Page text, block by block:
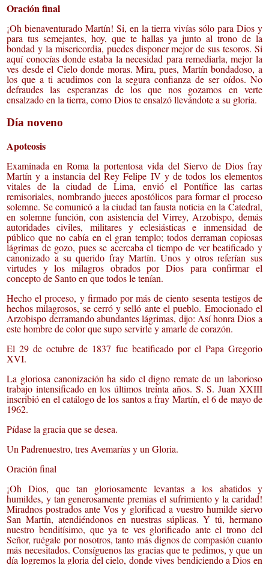
Oración final
¡Oh bienaventurado Martín! Si, en la tierra vivías sólo para Dios y
para tus semejantes, hoy, que te hallas ya junto al trono de la
bondad y la misericordia, puedes disponer mejor de sus tesoros. Si
aquí conocías donde estaba la necesidad para remediarla, mejor la
ves desde el Cielo donde moras. Mira, pues, Martín bondadoso, a
los que a ti acudimos con la segura confianza de ser oídos. No
defraudes las esperanzas de los que nos gozamos en verte
ensalzado en la tierra, como Dios te ensalzó llevándote a su gloria.
Día noveno
Apoteosis
Examinada en Roma la portentosa vida del Siervo de Dios fray
Martín y a instancia del Rey Felipe IV y de todos los elementos
vitales de la ciudad de Lima, envió el Pontífice las cartas
remisoriales, nombrando jueces apostólicos para formar el proceso
solemne. Se comunicó a la ciudad tan fausta noticia en la Catedral,
en solemne función, con asistencia del Virrey, Arzobispo, demás
autoridades civiles, militares y eclesiásticas e inmensidad de
público que no cabía en el gran templo; todos derraman copiosas
lágrimas de gozo, pues se acercaba el tiempo de ver beatificado y
canonizado a su querido fray Martín. Unos y otros referían sus
virtudes y los milagros obrados por Dios para confirmar el
concepto de Santo en que todos le tenían.
Hecho el proceso, y firmado por más de ciento sesenta testigos de
hechos milagrosos, se cerró y selló ante el pueblo. Emocionado el
Arzobispo derramando abundantes lágrimas, dijo: Así honra Dios a
este hombre de color que supo servirle y amarle de corazón.
El 29 de octubre de 1837 fue beatificado por el Papa Gregorio
XVI.
La gloriosa canonización ha sido el digno remate de un laborioso
trabajo intensificado en los últimos treinta años. S. S. Juan XXIII
inscribió en el catálogo de los santos a fray Martín, el 6 de mayo de
1962.
Pídase la gracia que se desea.
Un Padrenuestro, tres Avemarías y un Gloria.
Oración final
¡Oh Dios, que tan gloriosamente levantas a los abatidos y
humildes, y tan generosamente premias el sufrimiento y la caridad!
Miradnos postrados ante Vos y glorificad a vuestro humilde siervo
San Martín, atendiéndonos en nuestras súplicas. Y tú, hermano
nuestro benditísimo, que ya te ves glorificado ante el trono del
Señor, ruégale por nosotros, tanto más dignos de compasión cuanto
más necesitados. Consíguenos las gracias que te pedimos, y que un
día logremos la gloria del cielo, donde vives bendiciendo a Dios en